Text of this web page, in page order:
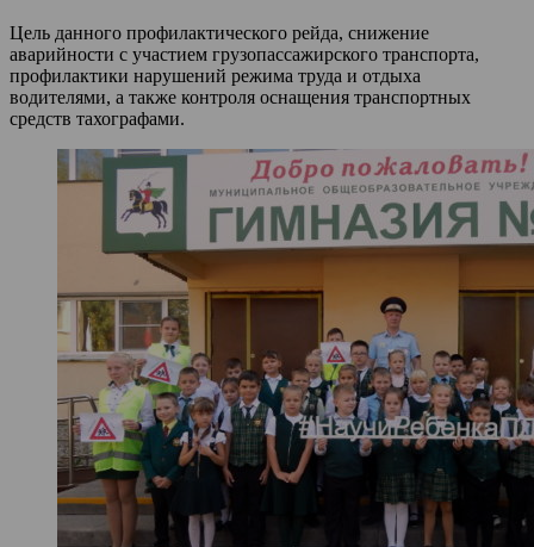
Цель данного профилактического рейда, снижение
аварийности с участием грузопассажирского транспорта,
профилактики нарушений режима труда и отдыха
водителями, а также контроля оснащения транспортных
средств тахографами.